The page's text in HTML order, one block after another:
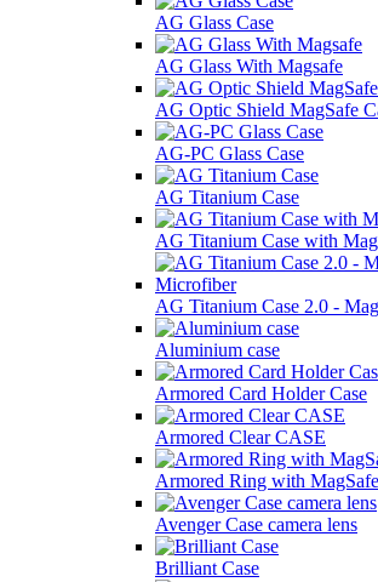
AG Glass Case
AG Glass With Magsafe
AG Optic Shield MagSafe
AG-PC Glass Case
AG Titanium Case
AG Titanium Case with
AG Titanium Case 2.0 -
Aluminium case
Armored Card Holder Case
Armored Clear CASE
Armored Ring with MagSafe
Avenger Case camera lens
Brilliant Case